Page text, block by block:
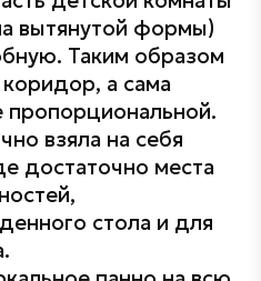
вытянутой формы)
Таким образом
а сама
пропорциональной.
взяла на себя
достаточно места
стола и для